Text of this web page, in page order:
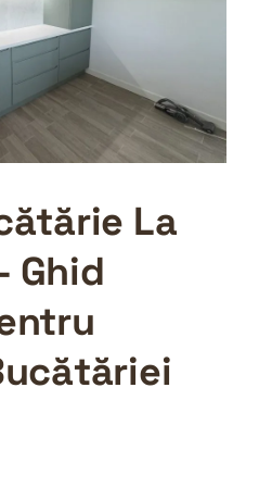
La
Ghid